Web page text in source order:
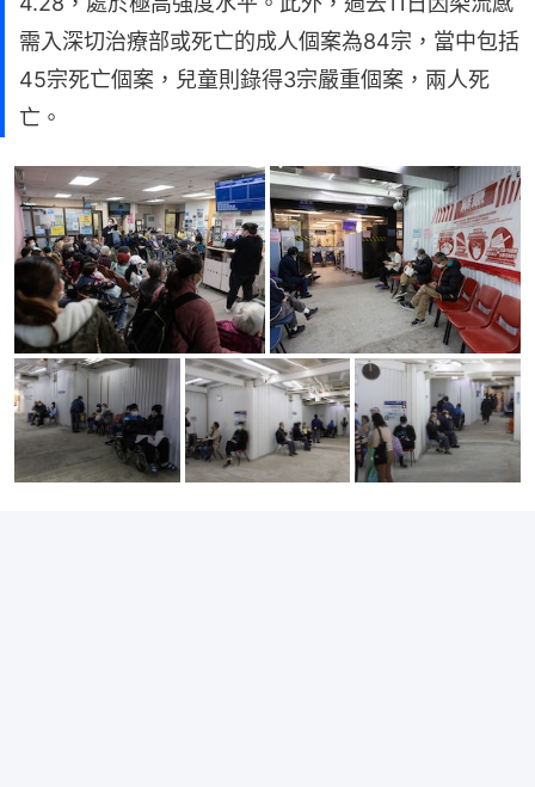
需入深切治療部或死亡的成人個案為84宗，當中包括
45宗死亡個案，兒童則錄得3宗嚴重個案，兩人死
亡。